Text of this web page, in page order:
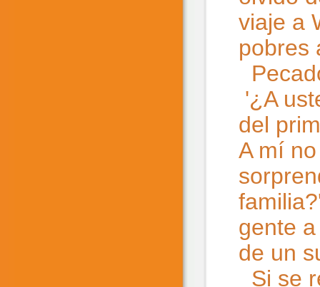
viaje a
pobres
'¿A
del
A mí
gente
de un
Si se